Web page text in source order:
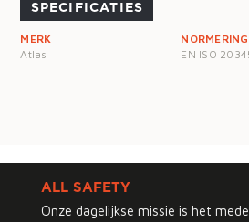
SPECIFICATIES
MERK
Atlas
NORMERING
EN ISO
ALL SAFETY
Onze dagelijkse missie is het